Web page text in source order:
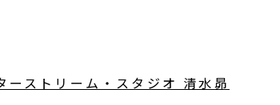
ーストリーム・スタジオ 清水昴